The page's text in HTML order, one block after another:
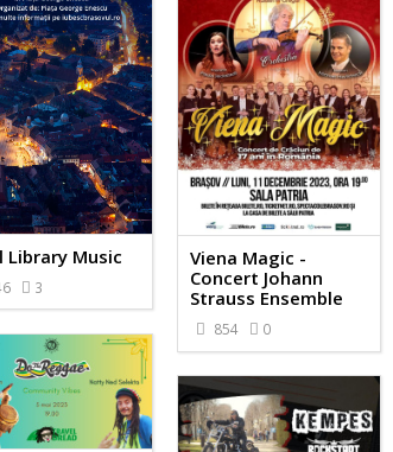
Library Music
3
Viena Magic -
Concert Johann
Strauss Ensemble
854 0